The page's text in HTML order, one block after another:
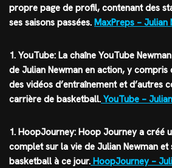
propre page de profil, contenant des
ses saisons passées. MaxPreps – Julian
1. YouTube: La chaîne YouTube
de Julian Newman en action, y
des vidéos d’entraînement et d’autres
carrière de basketball. YouTube –
1. HoopJourney: Hoop Journey a créé
complet sur la vie de Julian Newman et
basketball à ce jour. HoopJourney –